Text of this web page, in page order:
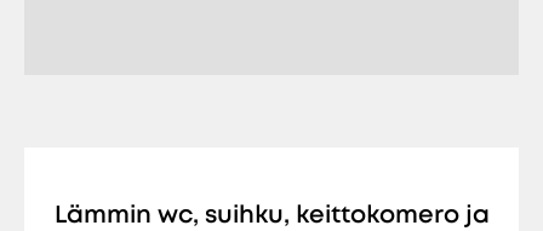
Lämmin wc, suihku, keittokomero ja